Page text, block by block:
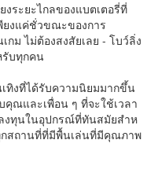
ระยะไกลของแบตเตอรี่ที่
ยงแค่ชั่วขณะของการ
กม ไม่ต้องสงสัยเลย - โบว์ลิ่ง
รับทุกคน
ทิงที่ได้รับความนิยมมากขึ้น
ณและเพื่อน ๆ ที่จะใช้เวลา
งทุนในอุปกรณ์ที่ทันสมัยสําห
สถานที่ที่มีพื้นเล่นที่มีคุณภาพ